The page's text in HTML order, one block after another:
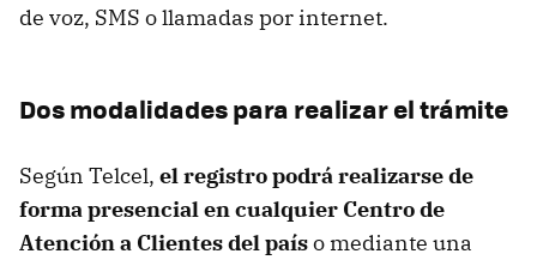
de voz, SMS o llamadas por internet.
Dos modalidades para realizar el trámite
Según Telcel, el registro podrá realizarse de
forma presencial en cualquier Centro de
Atención a Clientes del paíso mediante una